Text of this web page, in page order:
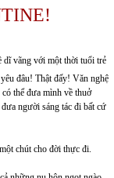
dĩ vãng với một thời tuổi trẻ
đâu! Thật đấy! Văn nghệ
thể đưa mình về thuở
người sáng tác đi bất cứ
chút cho đời thực đi.